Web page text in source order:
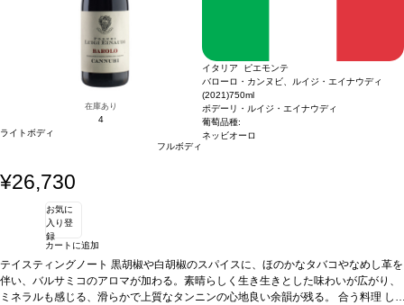
在庫あり
4
ライトボディ
フルボディ
イタリア ピエモンテ
バローロ・カンヌビ、ルイジ・エイナウディ
(2021)750ml
ポデーリ・ルイジ・エイナウディ
葡萄品種:
ネッビオーロ
¥26,730
お気に
入り登
録
カートに追加
テイスティングノート 黒胡椒や白胡椒のスパイスに、ほのかなタバコやなめし革を
伴い、バルサミコのアロマが加わる。素晴らしく生き生きとした味わいが広がり、
ミネラルも感じる、滑らかで上質なタンニンの心地良い余韻が残る。 合う料理 し